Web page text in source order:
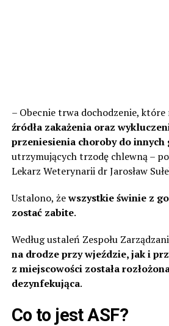
– Obecnie trwa dochodzenie, które
źródła zakażenia oraz
przeniesienia choroby do innych
utrzymujących trzodę chlewną –
Lekarz Weterynarii dr Jarosław
Ustalono, żewszystkie świnie z
zostać zabite.
Według ustaleń Zespołu
na drodze przy wjeździe, jak i
z miejscowości została
dezynfekująca.
Co to jest ASF?